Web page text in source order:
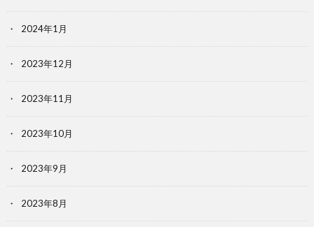
2024年1月
2023年12月
2023年11月
2023年10月
2023年9月
2023年8月